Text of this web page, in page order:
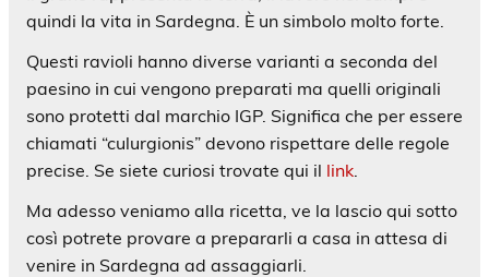
quindi la vita in Sardegna. È un simbolo molto forte.
Questi ravioli hanno diverse varianti a seconda del
paesino in cui vengono preparati ma quelli originali
sono protetti dal marchio IGP. Significa che per essere
chiamati “culurgionis” devono rispettare delle regole
precise. Se siete curiosi trovate qui il link
Ma adesso veniamo alla ricetta, ve la lascio qui sotto
così potrete provare a prepararli a casa in attesa di
venire in Sardegna ad assaggiarli.